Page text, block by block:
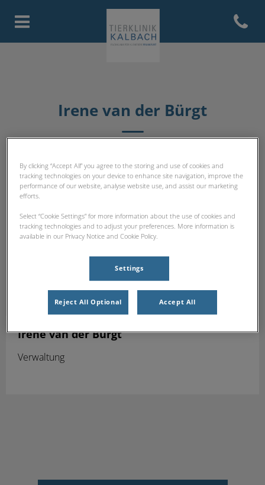
Homepage Tierklinik Kalbach
Open
Irene van der Bürgt
VERWALTUNG
Irene van der Bürgt
Verwaltung
By clicking “Accept All” you agree to the storing and use of cookies and
tracking technologies on your device to enhance site navigation, improve the
performance of our website, analyse website use, and assist our marketing
efforts.
Select “Cookie Settings” for more information about the use of cookies and
tracking technologies and to adjust your preferences. More information is
available in our Privacy Notice and Cookie Policy.
Settings
Reject All Optional Accept All